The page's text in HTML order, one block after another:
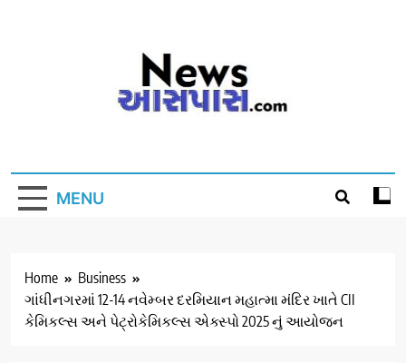
MENU
Home
Business
ગાંધીનગરમાં 12-14 નવેમ્બર દરમિયાન મહાત્મા મંદિર ખાતે CII
કેમિકલ્સ અને પેટ્રોકેમિકલ્સ એક્સ્પો 2025 નું આયોજન